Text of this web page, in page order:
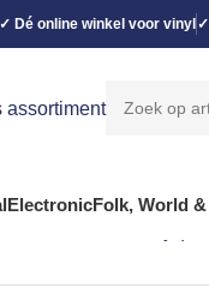
✓ Dé online winkel voor vinyl
assortiment
ElectronicFolk, World